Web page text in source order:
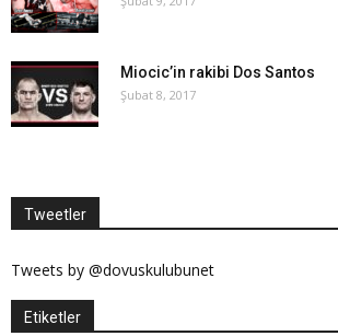
Miocic’in rakibi Dos Santos
Şubat 8, 2017
Tweetler
Tweets by @dovuskulubunet
Etiketler